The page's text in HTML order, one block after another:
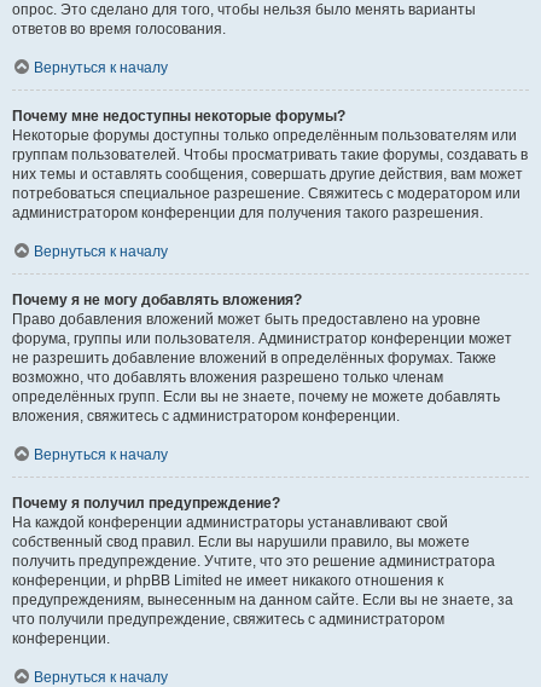
опрос. Это сделано для того, чтобы нельзя было менять варианты
ответов во время голосования.
Вернуться к началу
Почему мне недоступны некоторые форумы?
Некоторые форумы доступны только определённым пользователям или
группам пользователей. Чтобы просматривать такие форумы, создавать в
них темы и оставлять сообщения, совершать другие действия, вам может
потребоваться специальное разрешение. Свяжитесь с модератором или
администратором конференции для получения такого разрешения.
Вернуться к началу
Почему я не могу добавлять вложения?
Право добавления вложений может быть предоставлено на уровне
форума, группы или пользователя. Администратор конференции может
не разрешить добавление вложений в определённых форумах. Также
возможно, что добавлять вложения разрешено только членам
определённых групп. Если вы не знаете, почему не можете добавлять
вложения, свяжитесь с администратором конференции.
Вернуться к началу
Почему я получил предупреждение?
На каждой конференции администраторы устанавливают свой
собственный свод правил. Если вы нарушили правило, вы можете
получить предупреждение. Учтите, что это решение администратора
конференции, и phpBB Limited не имеет никакого отношения к
предупреждениям, вынесенным на данном сайте. Если вы не знаете, за
что получили предупреждение, свяжитесь с администратором
конференции.
Вернуться к началу